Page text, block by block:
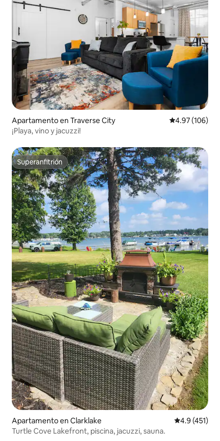
Apartamento en Traverse City Calificación
4.97 (106)
¡Playa, vino y jacuzzi!
Superanfitrión
Superanfitrión
Apartamento en Clarklake Calificación
4.9 (451)
Turtle Cove Lakefront, piscina, jacuzzi, sauna.